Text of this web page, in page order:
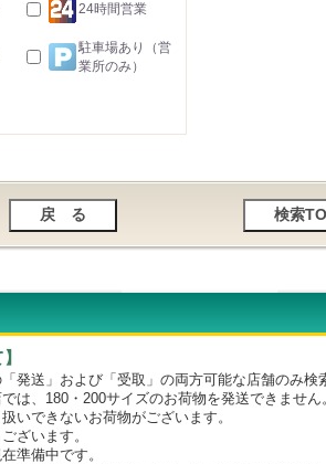
24時間営業
駐車場あり（営
業所のみ）
発送」および「受取」の両方可能な店舗のみ検
、180・200サイズのお荷物を発送できません
できないお荷物がございます。
います。
備中です。